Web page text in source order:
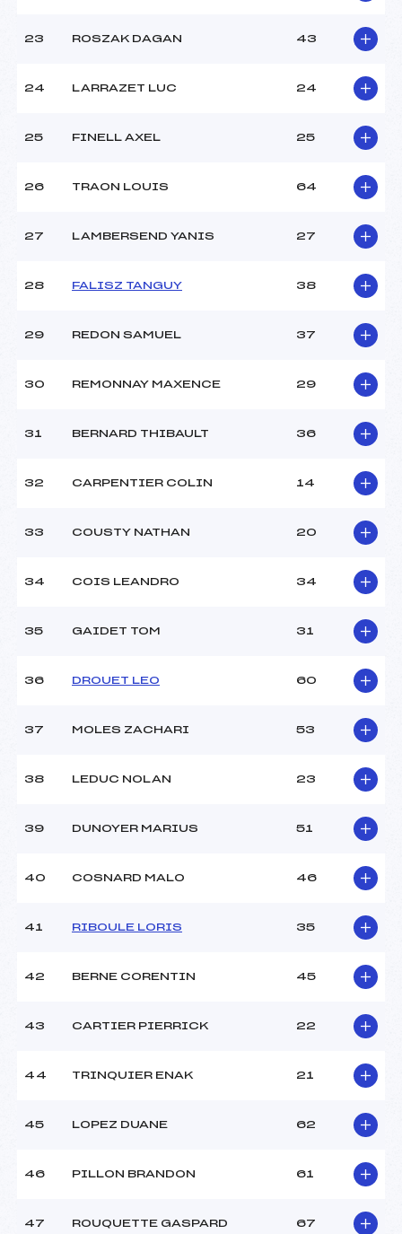
23 ROSZAK DAGAN 43
24 LARRAZET LUC 24
25 FINELL AXEL 25
26 TRAON LOUIS 64
27 LAMBERSEND YANIS 27
28 FALISZ TANGUY 38
29 REDON SAMUEL 37
30 REMONNAY MAXENCE 29
31 BERNARD THIBAULT 36
32 CARPENTIER COLIN 14
33 COUSTY NATHAN 20
34 COIS LEANDRO 34
35 GAIDET TOM 31
36 DROUET LEO 60
37 MOLES ZACHARI 53
38 LEDUC NOLAN 23
39 DUNOYER MARIUS 51
40 COSNARD MALO 46
41 RIBOULE LORIS 35
42 BERNE CORENTIN 45
43 CARTIER PIERRICK 22
44 TRINQUIER ENAK 21
45 LOPEZ DUANE 62
46 PILLON BRANDON 61
47 ROUQUETTE GASPARD 67